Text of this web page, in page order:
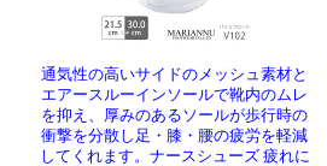
通気性の高いサイドのメッシュ素材と
エアースルーインソールで靴内のムレ
を抑え、厚みのあるソールが歩行時の
衝撃を分散し足・膝・腰の疲労を軽減
してくれます。ナースシューズ 疲れに